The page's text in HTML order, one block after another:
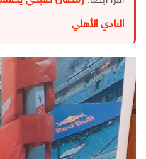
النادي الأهلي